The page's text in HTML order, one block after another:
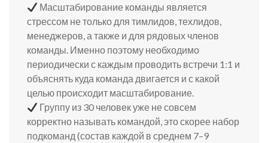
Масштабирование команды является
стрессом не только для тимлидов, техлидов,
менеджеров, а также и для рядовых членов
команды. Именно поэтому необходимо
периодически с каждым проводить встречи 1:1 и
объяснять куда команда двигается и с какой
целью происходит масштабирование.
Группу из 30 человек уже не совсем
корректно называть командой, это скорее набор
подкоманд (состав каждой в среднем 7–9